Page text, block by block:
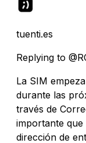
tuenti.es
Replying to
La SIM
durante las
través de
importante
dirección de